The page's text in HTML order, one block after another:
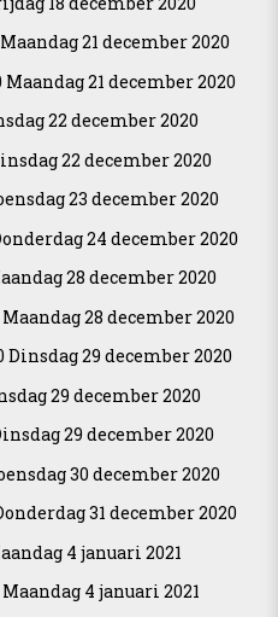
21 december 2020
21 december 2020
22 december 2020
22 december 2020
23 december 2020
24 december 2020
28 december 2020
28 december 2020
29 december 2020
29 december 2020
29 december 2020
30 december 2020
31 december 2020
4 januari 2021
4 januari 2021